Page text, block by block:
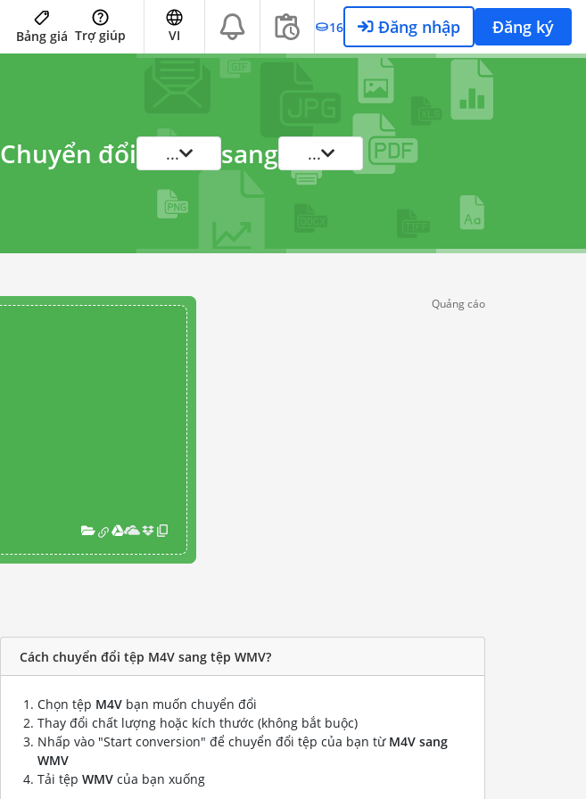
Bảng giá Trợ giúp VI 16 Đăng nhập Đăng ký
Chuyển đổi ... sang ...
Quảng cáo
Cách chuyển đổi tệp M4V sang tệp WMV?
Chọn tệp M4V bạn muốn chuyển đổi
Thay đổi chất lượng hoặc kích thước (không bắt buộc)
Nhấp vào "Start conversion" để chuyển đổi tệp của bạn từ M4V sang
WMV
Tải tệp WMV của bạn xuống